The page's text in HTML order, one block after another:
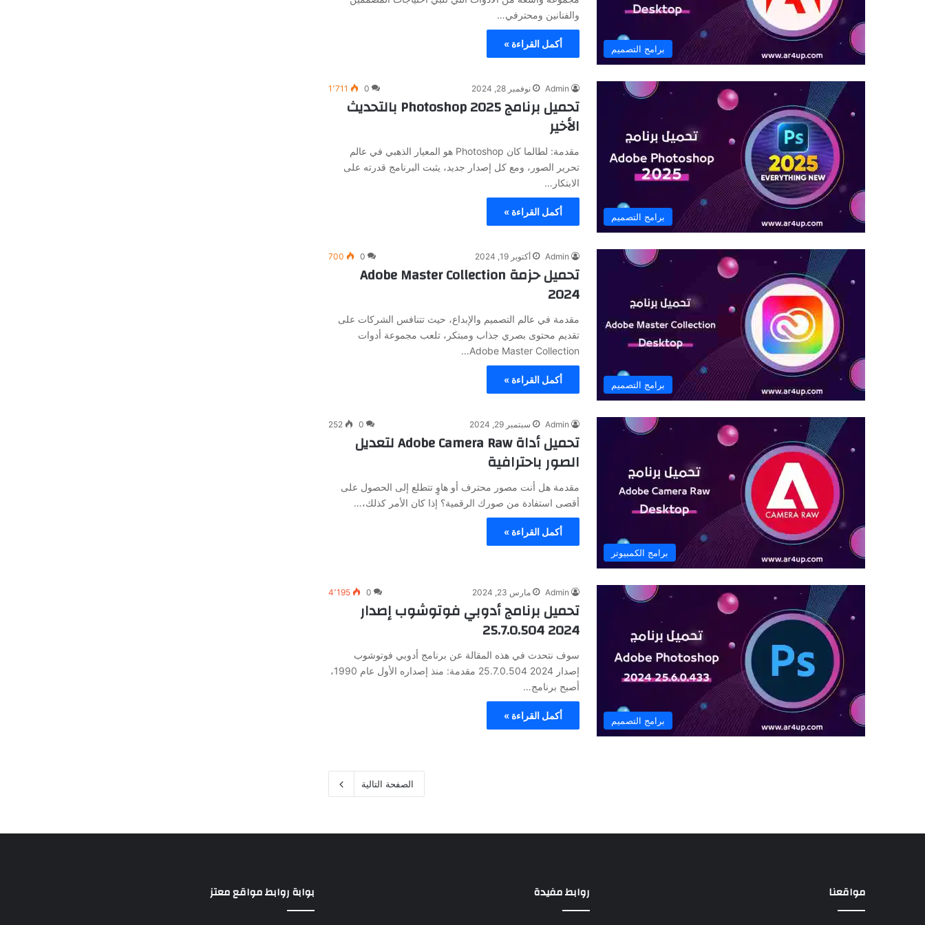
برامج التصميم
والفنانين ومحترفي…
أكمل القراءة »
برامج التصميم
Admin نوفمبر 28, 2024 0 1٬711
تحميل برنامج Photoshop 2025 بالتحديث
الأخير
مقدمة: لطالما كان Photoshop هو المعيار الذهبي في عالم
تحرير الصور، ومع كل إصدار جديد، يثبت البرنامج قدرته على
الابتكار…
أكمل القراءة »
برامج التصميم
Admin أكتوبر 19, 2024 0
700
تحميل حزمة Adobe Master Collection
2024
مقدمة في عالم التصميم والإبداع، حيث تتنافس الشركات على
تقديم محتوى بصري جذاب ومبتكر، تلعب مجموعة أدوات
Adobe Master Collection…
أكمل القراءة »
برامج الكمبيوتر
Admin سبتمبر 29, 2024 0
252
تحميل أداة Adobe Camera Raw لتعديل
الصور باحترافية
مقدمة هل أنت مصور محترف أو هاوٍ تتطلع إلى الحصول على
أقصى استفادة من صورك الرقمية؟ إذا كان الأمر كذلك،…
أكمل القراءة »
برامج التصميم
Admin مارس 23, 2024 0 4٬195
تحميل برنامج أدوبي فوتوشوب إصدار
2024 25.7.0.504
سوف نتحدث في هذه المقالة عن برنامج أدوبي فوتوشوب
إصدار 2024 25.7.0.504 مقدمة: منذ إصداره الأول عام 1990،
أصبح برنامج…
أكمل القراءة »
الصفحة التالية
مواقعنا روابط مفيدة بوابة روابط مواقع معتز